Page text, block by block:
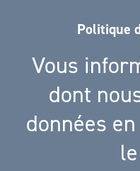
Politique
Vous
dont
données